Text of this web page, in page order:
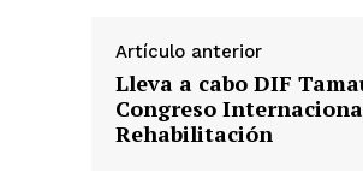
Artículo anterior
Lleva a cabo DIF
Congreso
Rehabilitación